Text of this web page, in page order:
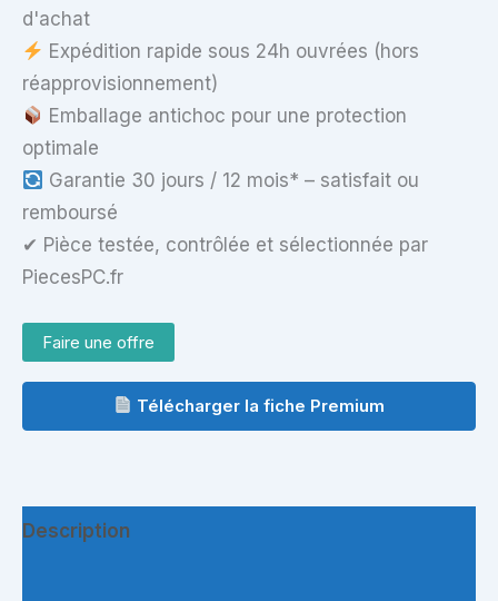
d'achat
Expédition rapide sous 24h ouvrées (hors
réapprovisionnement)
Emballage antichoc pour une protection
optimale
Garantie 30 jours / 12 mois* – satisfait ou
remboursé
✔ Pièce testée, contrôlée et sélectionnée par
PiecesPC.fr
Faire une offre
Télécharger la fiche Premium
Description